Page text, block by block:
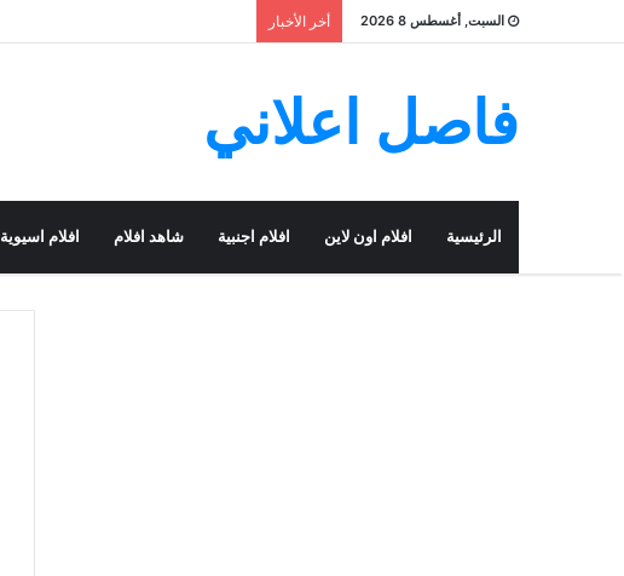
السبت, أغسطس 8 2026 أخر الأخبار
فاصل اعلاني
الرئيسية افلام اون لاين افلام اجنبية شاهد افلام افلام اسيوية